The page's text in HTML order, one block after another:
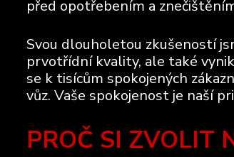
před opotřebením a
Svou dlouholetou zkušeností
prvotřídní kvality, ale také
se k tisícům spokojených
vůz. Vaše spokojenost je naší
PROČ SI ZVOLIT